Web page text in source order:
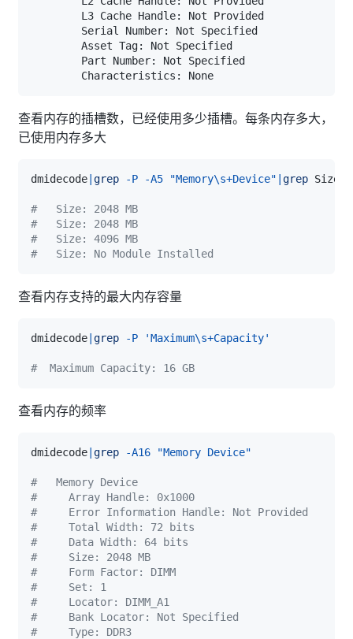
查看内存的插槽数，已经使用多少插槽。每条内存多大，
已使用内存多大
dmidecode grep -P -A5 "Memory\s+Device" grep Size
#   Size: 2048 MB
#   Size: 2048 MB
#   Size: 4096 MB
#   Size: No Module Installed
查看内存支持的最大内存容量
dmidecode grep -P 'Maximum\s+Capacity'
#  Maximum Capacity: 16 GB
查看内存的频率
dmidecode grep -A16 "Memory Device"
#   Memory Device
#     Array Handle: 0x1000
#     Error Information Handle: Not Provided
#     Total Width: 72 bits
#     Data Width: 64 bits
#     Size: 2048 MB
#     Form Factor: DIMM
#     Set: 1
#     Locator: DIMM_A1
#     Bank Locator: Not Specified
#     Type: DDR3